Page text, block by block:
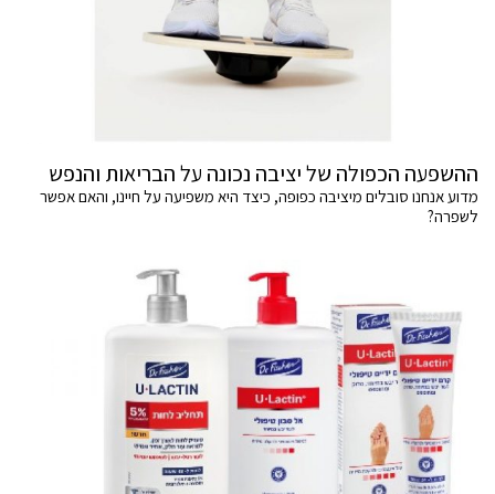
ההשפעה הכפולה של יציבה נכונה על הבריאות והנפש
מדוע אנחנו סובלים מיציבה כפופה, כיצד היא משפיעה על חיינו, והאם אפשר
לשפרה?